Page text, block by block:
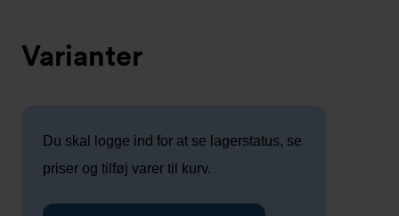
Varianter
Du skal logge ind for at se lagerstatus, se
priser og tilføj varer til kurv.